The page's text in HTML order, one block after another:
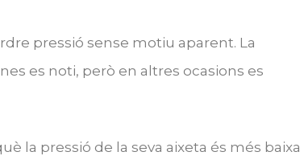
pressió sense motiu aparent. La
es noti, però en altres ocasions es
la pressió de la seva aixeta és més baixa